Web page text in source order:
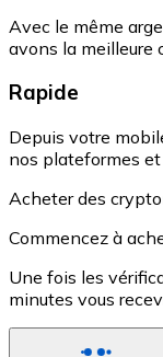
Avec le même
avons la meilleure
Rapide
Depuis votre
nos plateformes et
Acheter des
Commencez à
Une fois les
minutes vous